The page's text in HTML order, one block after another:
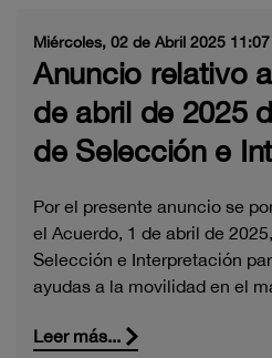
Miércoles, 02 de Abril 2025 11:07
Anuncio relativo
de abril de 2025
de Selección e
Por el presente anuncio se
el Acuerdo, 1 de abril de
Selección e Interpretación
ayudas a la movilidad en el
Leer más...